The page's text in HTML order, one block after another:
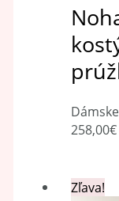
258,00€
Zľava!